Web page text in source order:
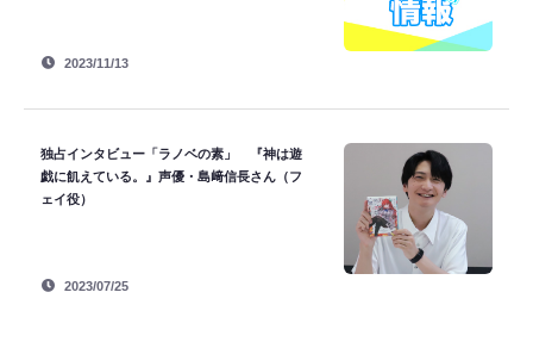
2023/11/13
独占インタビュー「ラノベの素」 『神は遊
戯に飢えている。』声優・島﨑信長さん（フ
ェイ役）
2023/07/25